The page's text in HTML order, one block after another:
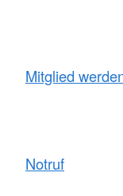
Mitglied
Notruf